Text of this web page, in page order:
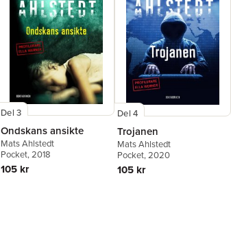
Del 3
Ondskans ansikte
Mats Ahlstedt
Pocket, 2018
105 kr
Del 4
Trojanen
Mats Ahlstedt
Pocket, 2020
105 kr